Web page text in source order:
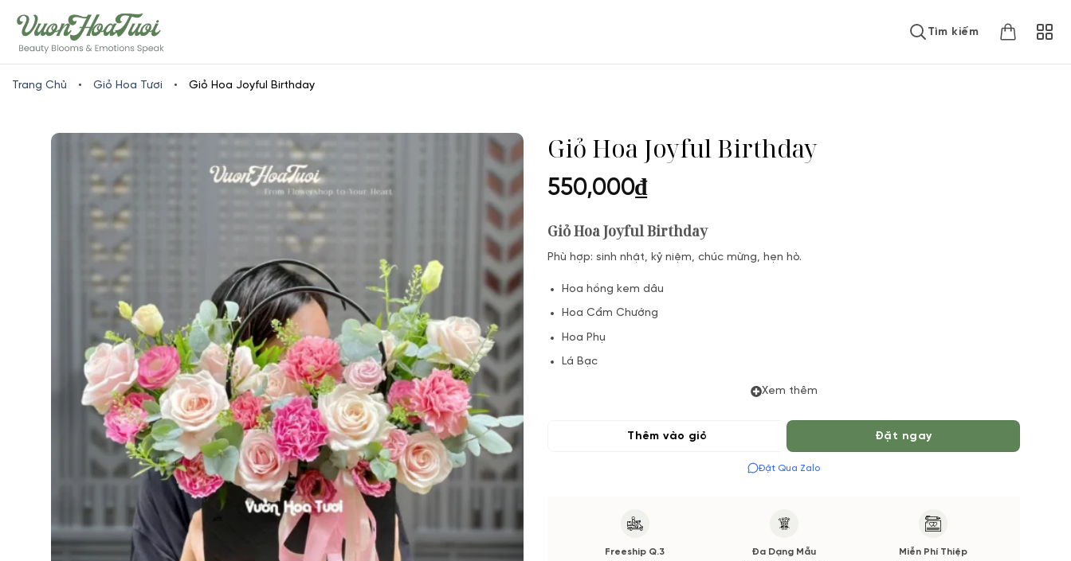
to
content
Tìm kiếm
Trang Chủ • Giỏ Hoa Tươi • Giỏ Hoa Joyful Birthday
Giỏ Hoa Joyful Birthday
550,000₫
Giỏ Hoa Joyful Birthday
Phù hợp: sinh nhật, kỷ niệm, chúc mừng, hẹn hò.
Hoa hồng kem dâu
Hoa Cẩm Chướng
Hoa Phụ
Lá Bạc
(*) Đơn hàng cần đặt trước 04 Tiếng để chuẩn bị Hoa Tươi theo màu tốt nhất cho bạn.
Sản phẩm hoa tươi cắm thủ công nên sẽ tương tự 90% – 95% mẫu. Trước khi gửi hoa
Xem thêm
Thêm vào giỏ Đặt ngay
Đặt Qua Zalo
Freeship Q.3
Đa Dạng Mẫu
Miễn Phí Thiệp